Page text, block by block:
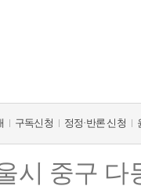
구독신청 정정·반론 신청
시 중구